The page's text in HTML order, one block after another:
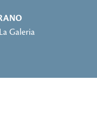
Galeria